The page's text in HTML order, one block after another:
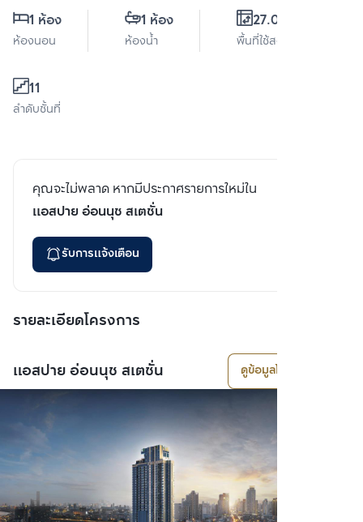
1 ห้อง
ห้องนอน
1 ห้อง
ห้องน้ำ
27.09 ตร.ม.
พื้นที่ใช้สอย
11
ลำดับชั้นที่
คุณจะไม่พลาด หากมีประกาศรายการใหม่ใน
แอสปาย อ่อนนุช สเตชั่น
รับการแจ้งเตือน
รายละเอียดโครงการ
แอสปาย อ่อนนุช สเตชั่น ดูข้อมูลโครงการ